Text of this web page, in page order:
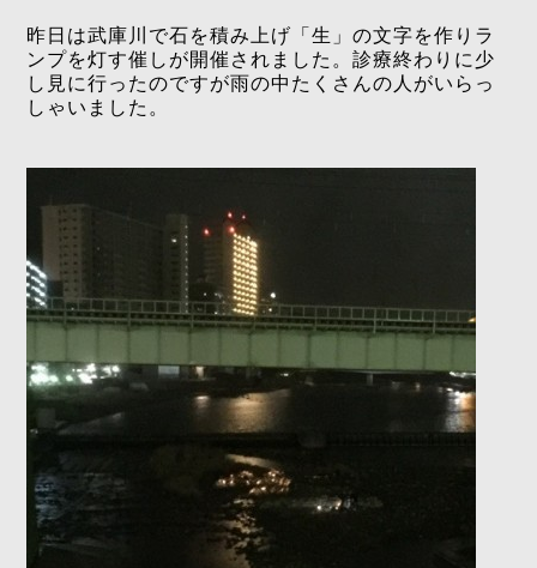
昨日は武庫川で石を積み上げ「生」の文字を作りラ
ンプを灯す催しが開催されました。診療終わりに少
し見に行ったのですが雨の中たくさんの人がいらっ
しゃいました。